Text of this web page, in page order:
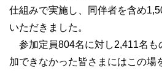
仕組みで実施し、同伴者を含め
いただきました。
参加定員804名に対し2,411名も
加できなかった皆さまにはこの場